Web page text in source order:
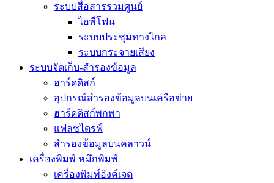
ระบบสื่อสารรวมศูนย์
ไอพีโฟน
ระบบประชุมทางไกล
ระบบกระจายเสียง
ระบบจัดเก็บ-สำรองข้อมูล
ฮาร์ดดิสก์
อุปกรณ์สำรองข้อมูลบนเครือข่าย
ฮาร์ดดิสก์พกพา
แฟลซไดรฟ์
สำรองข้อมูลบนคลาวน์
เครื่องพิมพ์ หมึกพิมพ์
เครื่องพิมพ์อิงค์เจต